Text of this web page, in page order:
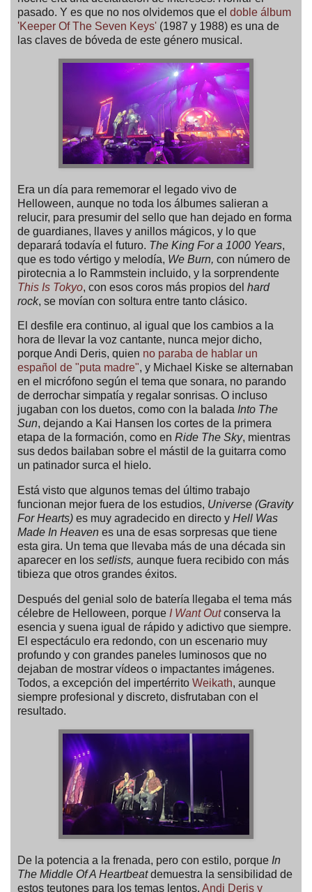
pasado. Y es que no nos olvidemos que el doble álbum
'Keeper Of The Seven Keys' (1987 y 1988) es una de
las claves de bóveda de este género musical.
Era un día para rememorar el legado vivo de
Helloween, aunque no toda los álbumes salieran a
relucir, para presumir del sello que han dejado en forma
de guardianes, llaves y anillos mágicos, y lo que
deparará todavía el futuro. The King For a 1000 Years,
que es todo vértigo y melodía, We Burn, con número de
pirotecnia a lo Rammstein incluido, y la sorprendente
This Is Tokyo, con esos coros más propios del hard
rock, se movían con soltura entre tanto clásico.
El desfile era continuo, al igual que los cambios a la
hora de llevar la voz cantante, nunca mejor dicho,
porque Andi Deris, quien no paraba de hablar un
español de "puta madre", y Michael Kiske se alternaban
en el micrófono según el tema que sonara, no parando
de derrochar simpatía y regalar sonrisas. O incluso
jugaban con los duetos, como con la balada Into The
Sun, dejando a Kai Hansen los cortes de la primera
etapa de la formación, como en Ride The Sky, mientras
sus dedos bailaban sobre el mástil de la guitarra como
un patinador surca el hielo.
Está visto que algunos temas del último trabajo
funcionan mejor fuera de los estudios, Universe (Gravity
For Hearts) es muy agradecido en directo y Hell Was
Made In Heaven es una de esas sorpresas que tiene
esta gira. Un tema que llevaba más de una década sin
aparecer en los setlists, aunque fuera recibido con más
tibieza que otros grandes éxitos.
Después del genial solo de batería llegaba el tema más
célebre de Helloween, porque I Want Outconserva la
esencia y suena igual de rápido y adictivo que siempre.
El espectáculo era redondo, con un escenario muy
profundo y con grandes paneles luminosos que no
dejaban de mostrar vídeos o impactantes imágenes.
Todos, a excepción del impertérrito Weikath, aunque
siempre profesional y discreto, disfrutaban con el
resultado.
De la potencia a la frenada, pero con estilo, porque In
The Middle Of A Heartbeatdemuestra la sensibilidad de
estos teutones para los temas lentos. Andi Deris y